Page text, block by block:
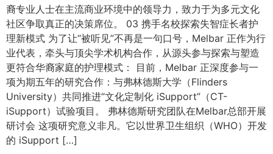
裔专业人士在主流商业环境中的领导力，致力于为多元文化
社区争取真正的决策席位。 03 携手名校探索失智症长者护
理新模式 为了让“被听见”不再是一句口号，Melbar 正作为行
业代表，牵头与顶尖学术机构合作，从源头参与探索与塑造
更符合华裔家庭的护理模式： 目前，Melbar 正深度参与一
项为期五年的研究合作：与弗林德斯大学（Flinders
University）共同推进“文化定制化 iSupport”（CT-
iSupport）试验项目。 弗林德斯研究团队在Melbar总部开展
研讨会 这项研究意义非凡。它以世界卫生组织（WHO）开发
的 iSupport […]